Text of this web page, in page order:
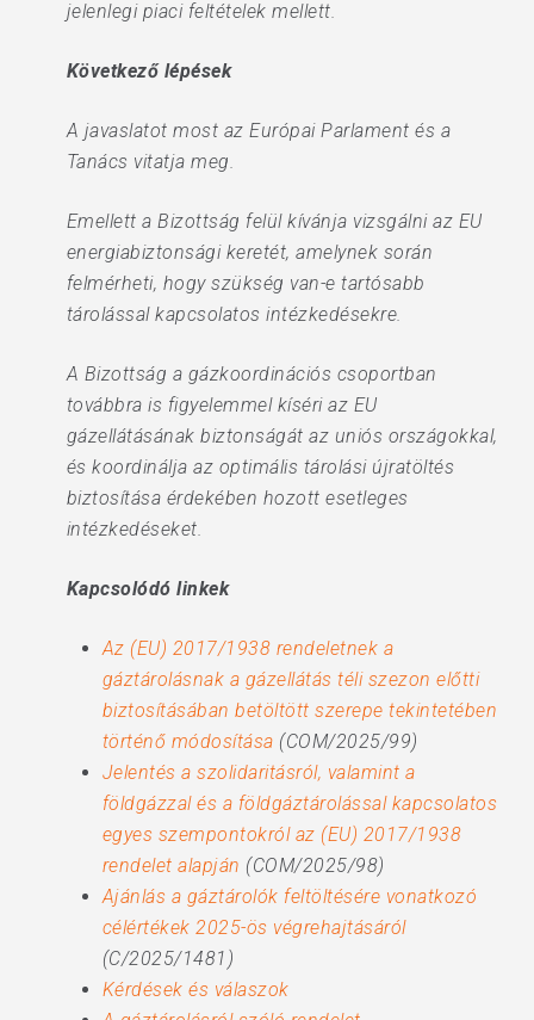
jelenlegi piaci feltételek mellett.
Következő lépések
A javaslatot most az Európai Parlament és a
Tanács vitatja meg.
Emellett a Bizottság felül kívánja vizsgálni az EU
energiabiztonsági keretét, amelynek során
felmérheti, hogy szükség van-e tartósabb
tárolással kapcsolatos intézkedésekre.
A Bizottság a gázkoordinációs csoportban
továbbra is figyelemmel kíséri az EU
gázellátásának biztonságát az uniós országokkal,
és koordinálja az optimális tárolási újratöltés
biztosítása érdekében hozott esetleges
intézkedéseket.
Kapcsolódó linkek
Az (EU) 2017/1938 rendeletnek a
gáztárolásnak a gázellátás téli szezon előtti
biztosításában betöltött szerepe tekintetében
történő módosítása (COM/2025/99)
Jelentés a szolidaritásról, valamint a
földgázzal és a földgáztárolással kapcsolatos
egyes szempontokról az (EU) 2017/1938
rendelet alapján (COM/2025/98)
Ajánlás a gáztárolók feltöltésére vonatkozó
célértékek 2025-ös végrehajtásáról
(C/2025/1481)
Kérdések és válaszok